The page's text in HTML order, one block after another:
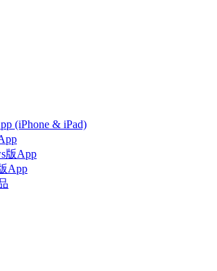
(iPhone & iPad)
版App
App